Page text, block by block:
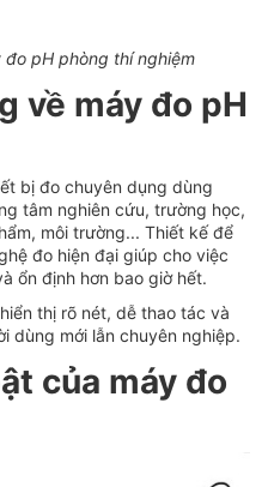
pH phòng thí nghiệm
về máy đo pH
bị đo chuyên dụng dùng
tâm nghiên cứu, trường học,
môi trường... Thiết kế để
đo hiện đại giúp cho việc
ổn định hơn bao giờ hết.
thị rõ nét, dễ thao tác và
dùng mới lẫn chuyên nghiệp.
của máy đo